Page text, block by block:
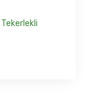
Tekerlekli